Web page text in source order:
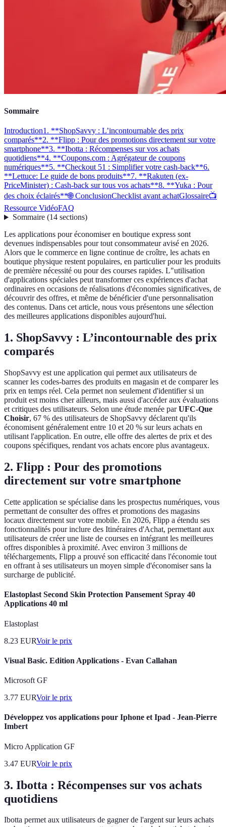
Sommaire
Introduction1. **ShopSavvy : L’incontournable des prix
comparés**2. **Flipp : Pour des promotions directement sur votre
smartphone**3. **Ibotta : Récompenses sur vos achats
quotidiens**4. **Coupons.com : Agrégateur de coupons
numériques**5. **Checkout 51 : Simplifier votre cash-back**6.
**Lettuce: Le guide de bons produits**7. **Rakuten (ex-
PriceMinister) : Cash-back sur tous vos achats**8. **Yuka : Pour
des choix éclairés**🌐 ConclusionChecklist avant achatGlossaire📺
Ressource VidéoFAQ
Sommaire(14 sections)
Les applications pour économiser en boutique express sont
devenues indispensables pour tout consommateur avisé en 2026.
Alors que le commerce en ligne continue de croître, les achats en
boutique physique restent populaires, en particulier pour les produits
de première nécessité ou pour des courses rapides. L"utilisation
d'applications spéciales peut transformer ces expériences d'achat
ordinaires en occasions de réalisations d'économies significatives, de
découvrir des offres, et même de bénéficier d'une personnalisation
des contenus. Dans cet article, nous vous présentons une sélection
des meilleures applications disponibles aujourd'hui.
1. ShopSavvy : L’incontournable des prix
comparés
ShopSavvy est une application qui permet aux utilisateurs de
scanner les codes-barres des produits en magasin et de comparer les
prix en temps réel. Cela permet non seulement d'identifier si un
produit est moins cher ailleurs, mais aussi d'accéder aux évaluations
et critiques des utilisateurs. Selon une étude menée parUFC-Que
Choisir, 67 % des utilisateurs de ShopSavvy déclarent qu'ils
économisent généralement entre 10 et 20 % sur leurs achats en
utilisant l'application. En outre, elle offre des alertes de prix et des
coupons spécifiques, rendant vos achats encore plus avantageux.
2. Flipp : Pour des promotions
directement sur votre smartphone
Cette application se spécialise dans les prospectus numériques, vous
permettant de consulter des offres et promotions des magasins
locaux directement sur votre mobile. En 2026, Flipp a étendu ses
fonctionnalités pour inclure des Itinéraires d'Achat, permettant aux
utilisateurs de créer une liste de courses en intégrant les meilleures
offres disponibles à proximité. Avec environ 3 millions de
téléchargements, Flipp a prouvé son efficacité dans l'économie tout
en offrant à ses utilisateurs un moyen simple d'économiser sans la
surcharge de publicité.
Elastoplast Second Skin Protection Pansement Spray 40
Applications 40 ml
Elastoplast
8.23 EURVoir le prix
Visual Basic. Edition Applications - Evan Callahan
Microsoft GF
3.77 EURVoir le prix
Développez vos applications pour Iphone et Ipad - Jean-Pierre
Imbert
Micro Application GF
3.47 EURVoir le prix
3. Ibotta : Récompenses sur vos achats
quotidiens
Ibotta permet aux utilisateurs de gagner de l'argent sur leurs achats